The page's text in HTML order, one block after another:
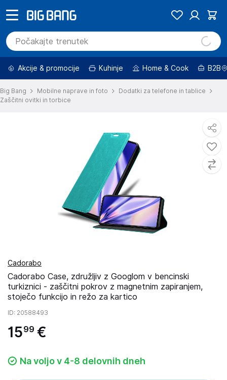
Akcije & promocije Kuhinje Home & Cook B2B
Big Bang Mobilne naprave in foto
Dodatki za telefone in tablice
Zaščitni ovitki in torbice
Cadorabo
Cadorabo Case, združljiv z Googlom v bencinski
turkiznici - zaščitni pokrov z magnetnim zapiranjem,
stoječo funkcijo in režo za kartico
ID: 20588493
1599 €
Na voljo v 4-8 delovnih dneh